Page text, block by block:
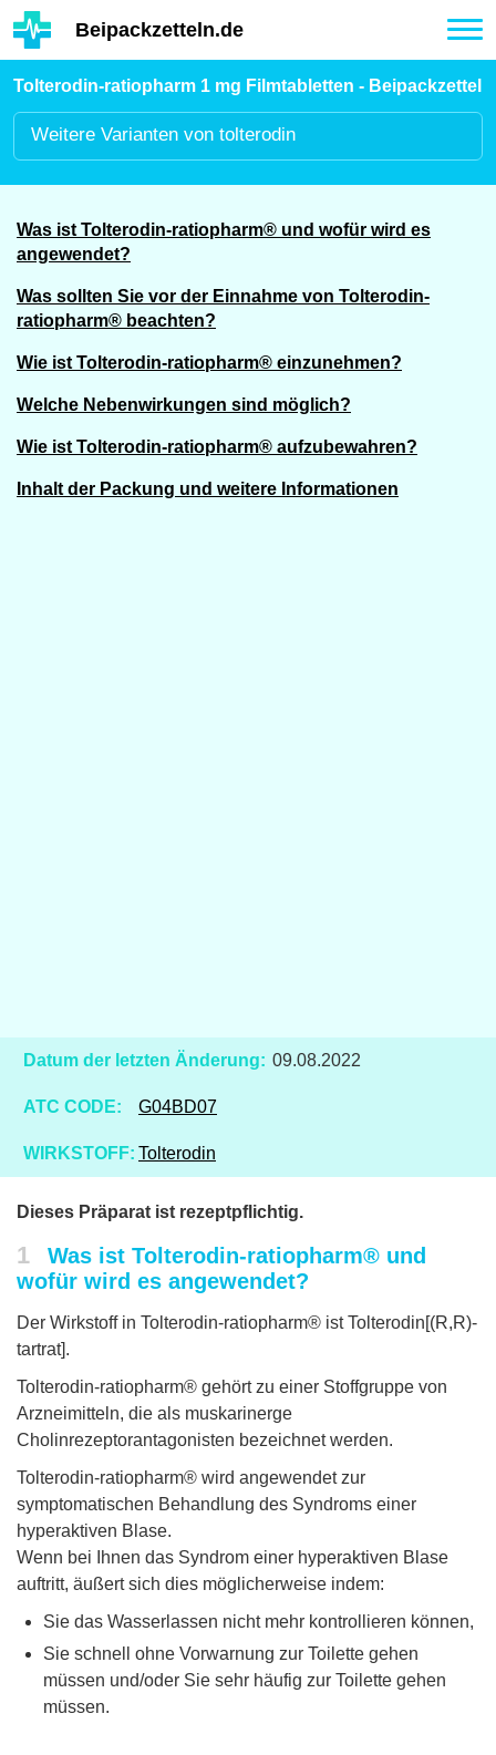
Hauptinhalt
Beipackzetteln.de
Tolterodin-ratiopharm 1 mg Filmtabletten - Beipackzettel
Weitere Varianten von tolterodin
Was ist Tolterodin-ratiopharm® und wofür wird es
angewendet?
Was sollten Sie vor der Einnahme von Tolterodin-
ratiopharm® beachten?
Wie ist Tolterodin-ratiopharm® einzunehmen?
Welche Nebenwirkungen sind möglich?
Wie ist Tolterodin-ratiopharm® aufzubewahren?
Inhalt der Packung und weitere Informationen
Datum der letzten Änderung: 09.08.2022
ATC CODE: G04BD07
WIRKSTOFF: Tolterodin
Dieses Präparat ist rezeptpflichtig.
1
Was ist Tolterodin-ratiopharm® und
wofür wird es angewendet?
Der Wirkstoff in Tolterodin-ratiopharm® ist Tolterodin[(R,R)-
tartrat].
Tolterodin-ratiopharm® gehört zu einer Stoffgruppe von
Arzneimitteln, die als muskarinerge
Cholinrezeptorantagonisten bezeichnet werden.
Tolterodin-ratiopharm® wird angewendet zur
symptomatischen Behandlung des Syndroms einer
hyperaktiven Blase.
Wenn bei Ihnen das Syndrom einer hyperaktiven Blase
auftritt, äußert sich dies möglicherweise indem:
Sie das Wasserlassen nicht mehr kontrollieren können,
Sie schnell ohne Vorwarnung zur Toilette gehen
müssen und/oder Sie sehr häufig zur Toilette gehen
müssen.